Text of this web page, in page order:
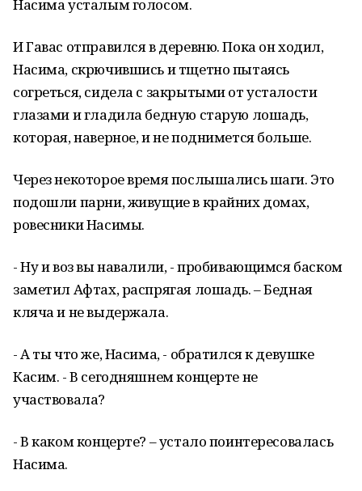
Насима усталым голосом.
И Гавас отправился в деревню. Пока он ходил,
Насима, скрючившись и тщетно пытаясь
согреться, сидела с закрытыми от усталости
глазами и гладила бедную старую лошадь,
которая, наверное, и не поднимется больше.
Через некоторое время послышались шаги. Это
подошли парни, живущие в крайних домах,
ровесники Насимы.
- Ну и воз вы навалили, - пробивающимся баском
заметил Афтах, распрягая лошадь. – Бедная
кляча и не выдержала.
- А ты что же, Насима, - обратился к девушке
Касим. - В сегодняшнем концерте не
участвовала?
- В каком концерте? – устало поинтересовалась
Насима.